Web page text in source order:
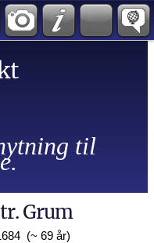
til
Grum
(~ 69 år)